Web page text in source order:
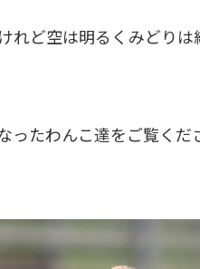
れど空は明るくみどり
ったわんこ達をご覧くだ